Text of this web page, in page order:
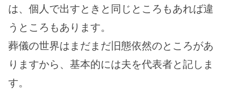
は、個人で出すときと同じところもあれば違
うところもあります。
葬儀の世界はまだまだ旧態依然のところがあ
りますから、基本的には夫を代表者と記しま
す。